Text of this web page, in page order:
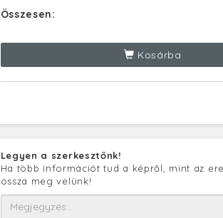
Összesen:
Kosárba
Legyen a szerkesztőnk!
Ha több információt tud a képről, mint az
ossza meg velünk!